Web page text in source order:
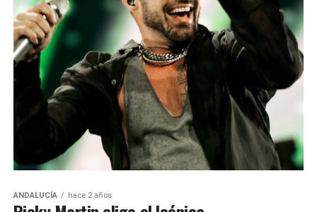
ANDALUCÍA hace 2 años